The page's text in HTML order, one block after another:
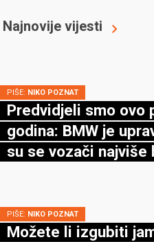
Najnovije vijesti
PIŠE: NIKO POZNAT
Predvidjeli smo ovo
godina: BMW je
su se vozači najviše
PIŠE: NIKO POZNAT
Možete li izgubiti